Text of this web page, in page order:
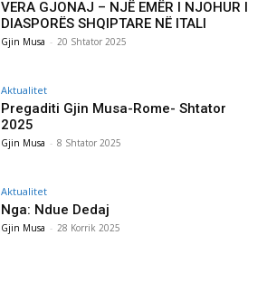
VERA GJONAJ – NJË EMËR I NJOHUR I
DIASPORËS SHQIPTARE NË ITALI
Gjin Musa - 20 Shtator 2025
Aktualitet
Pregaditi Gjin Musa-Rome- Shtator
2025
Gjin Musa - 8 Shtator 2025
Aktualitet
Nga: Ndue Dedaj
Gjin Musa - 28 Korrik 2025